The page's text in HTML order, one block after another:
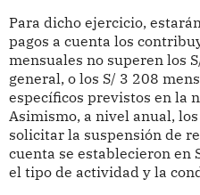
Para dicho ejercicio,
pagos a cuenta los
mensuales no superen los
general, o los S/ 3 208
específicos previstos en la
Asimismo, a nivel anual,
solicitar la suspensión de
cuenta se establecieron en
el tipo de actividad y la